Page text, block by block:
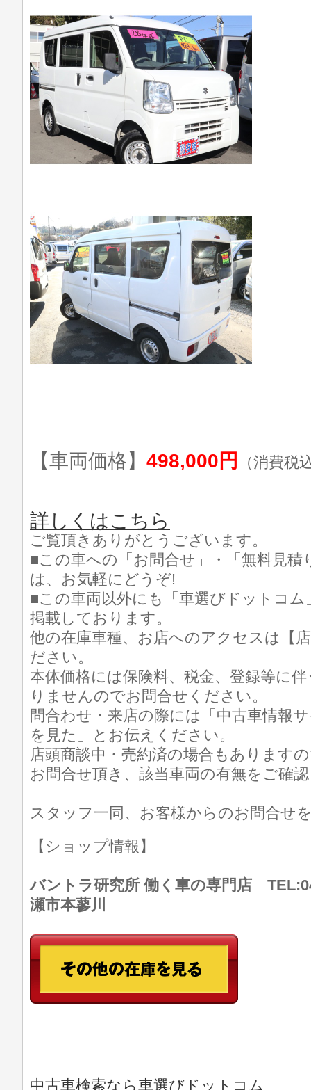
【車両価格】 498,000円 （消費税
詳しくはこちら
ご覧頂きありがとうございます。
■この車への「お問合せ」・「無料見積
は、お気軽にどうぞ!
■この車両以外にも「車選びドットコ
掲載しております。
他の在庫車種、お店へのアクセスは【
ださい。
本体価格には保険料、税金、登録等に
りませんのでお問合せください。
問合わせ・来店の際には「中古車情報
を見た」とお伝えください。
店頭商談中・売約済の場合もあります
お問合せ頂き、該当車両の有無をご確
スタッフ一同、お客様からのお問合せ
【ショップ情報】
バントラ研究所 働く車の専門店
瀬市本蓼川
中古車検索なら車選びドットコム